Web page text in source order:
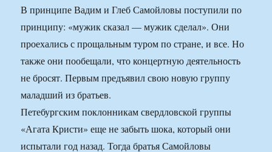
В принципе Вадим и Глеб Самойловы поступили по
принципу: «мужик сказал — мужик сделал». Они
проехались с прощальным туром по стране, и все. Но
также они пообещали, что концертную деятельность
не бросят. Первым предъявил свою новую группу
маладший из братьев.
Петебургским поклонникам свердловской группы
«Агата Кристи» еще не забыть шока, который они
испытали год назад. Тогда братья Самойловы